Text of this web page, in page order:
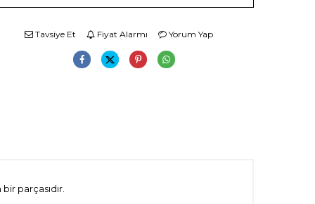
Tavsiye Et Fiyat Alarmı Yorum Yap
parçasıdır.